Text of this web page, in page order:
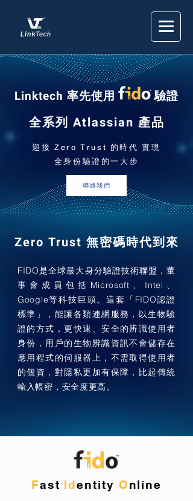
Linktech 率先使用 驗證
全系列 Atlassian 產品
迎接 Zero Trust 的時代​ 實現
全身份驗證的一大步
聯絡我們
Zero Trust 無密碼時代到來​
FIDO是全球最大身分驗證技術聯盟，董
事會成員包括Microsoft、Intel、
Google等科技巨頭。這套「FIDO認證
標準」，能讓各類連網服務，以生物驗
證的方式，更快速、安全的辨識使用者
身份，用戶的生物辨識資訊不會儲存在
應用程式的伺服器上，不需取得使用者
的個資，對隱私更加有保障，比起傳統
輸入帳密，安全度更高。
Fast Identity Online